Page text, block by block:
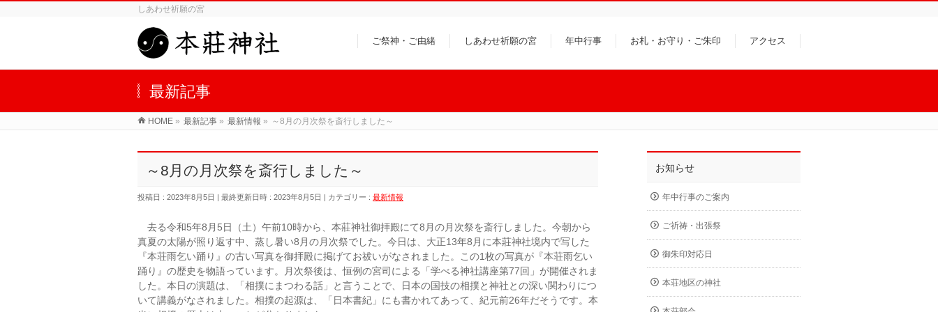
しあわせ祈願の宮
ご祭神・ご由緒 しあわせ祈願の宮 年中行事 お札・お守り・ご朱印 アクセス
最新記事
HOME » 最新記事 » 最新情報 » ～8月の月次祭を斎行しました～
～8月の月次祭を斎行しました～
投稿日 : 2023年8月5日 最終更新日時 : 2023年8月5日 カテゴリー : 最新情報
去る令和5年8月5日（土）午前10時から、本莊神社御拝殿にて8月の月次祭を斎行しました。今朝から
真夏の太陽が照り返す中、蒸し暑い8月の月次祭でした。今日は、大正13年8月に本莊神社境内で写した
『本荘雨乞い踊り』の古い写真を御拝殿に掲げてお祓いがなされました。この1枚の写真が『本荘雨乞い
踊り』の歴史を物語っています。月次祭後は、恒例の宮司による「学べる神社講座第77回」が開催されま
した。本日の演題は、「相撲にまつわる話」と言うことで、日本の国技の相撲と神社との深い関わりにつ
いて講義がなされました。相撲の起源は、「日本書紀」にも書かれてあって、紀元前26年だそうです。本
お知らせ
年中行事のご案内
ご祈祷・出張祭
御朱印対応日
本荘地区の神社